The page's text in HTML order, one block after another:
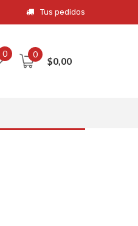
Tus pedidos
0 0
$0,00